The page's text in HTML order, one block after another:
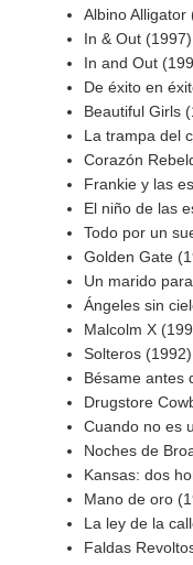
Albino Alligator
In & Out (1997)
In and Out
De éxito en
Beautiful Girls
La trampa del
Corazón
Frankie y las
El niño de las
Todo por un
Golden Gate
Un marido
Ángeles sin
Malcolm X
Solteros (1992)
Bésame antes
Drugstore
Cuando no es
Noches de
Kansas: dos
Mano de oro
La ley de la
Faldas